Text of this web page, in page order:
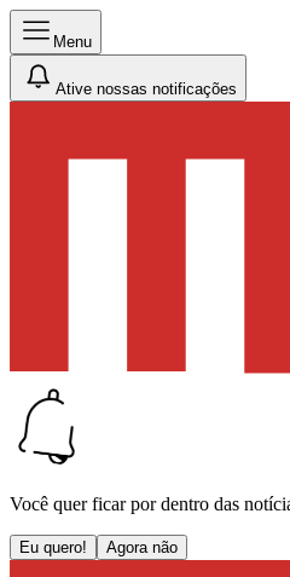
Menu
Ative nossas notificações
Você quer ficar por dentro das
Eu quero! Agora não